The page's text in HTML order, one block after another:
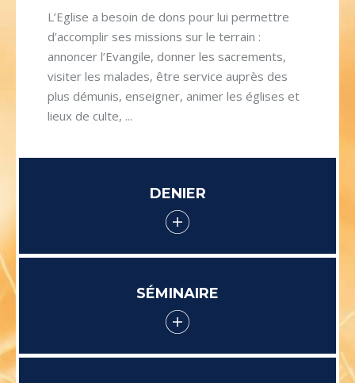
L’Eglise a besoin de dons pour lui permettre
d’accomplir ses missions sur le terrain :
annoncer l’Evangile, donner les sacrements,
visiter les malades, être service auprès des
plus démunis, enseigner, animer les églises et
lieux de culte, ...
DENIER
SÉMINAIRE